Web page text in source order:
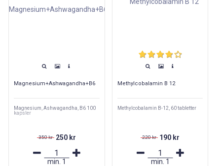
Magnesium+Ashwagandha+B6
Magnesium, Ashwagandha, B6 100
kapsler
350 kr 250 kr
min. 1
Methylcobalamin B 12
Methylcobalamin B-12, 60 tabletter
220 kr 190 kr
min. 1